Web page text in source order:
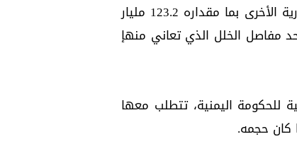
كما ارتفعت أيضاً مدفوعات الفوائد (الدين المحلي) والنفقات الجارية الأخرى بما مقداره 123.2 مليار
السابق 2023م، ما يشير إلى أحد مفاصل الخلل الذي تعاني منهإ
للحكومة اليمنية، تتطلب معها
كان حجمه.